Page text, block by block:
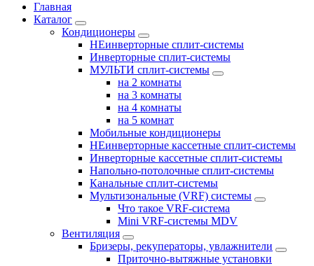
Главная
Каталог
Кондиционеры
НЕинверторные сплит-системы
Инверторные сплит-системы
МУЛЬТИ сплит-системы
на 2 комнаты
на 3 комнаты
на 4 комнаты
на 5 комнат
Мобильные кондиционеры
НЕинверторные кассетные сплит-системы
Инверторные кассетные сплит-системы
Напольно-потолочные сплит-системы
Канальные сплит-системы
Мультизональные (VRF) системы
Что такое VRF-система
Mini VRF-системы MDV
Вентиляция
Бризеры, рекуператоры, увлажнители
Приточно-вытяжные установки